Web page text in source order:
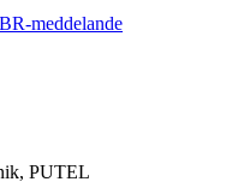
meddelande
PUTEL